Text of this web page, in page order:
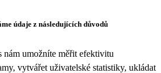
údaje z následujících důvodů
nám umožníte měřit efektivitu
vytvářet uživatelské statistiky, ukládat